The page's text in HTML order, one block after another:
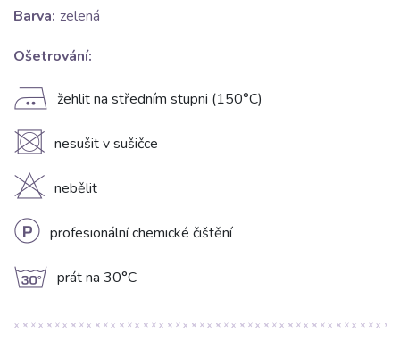
Barva: zelená
Ošetrování:
E žehlit na středním stupni (150°C)
U nesušit v sušičce
H nebělit
L profesionální chemické čištění
g prát na 30°C